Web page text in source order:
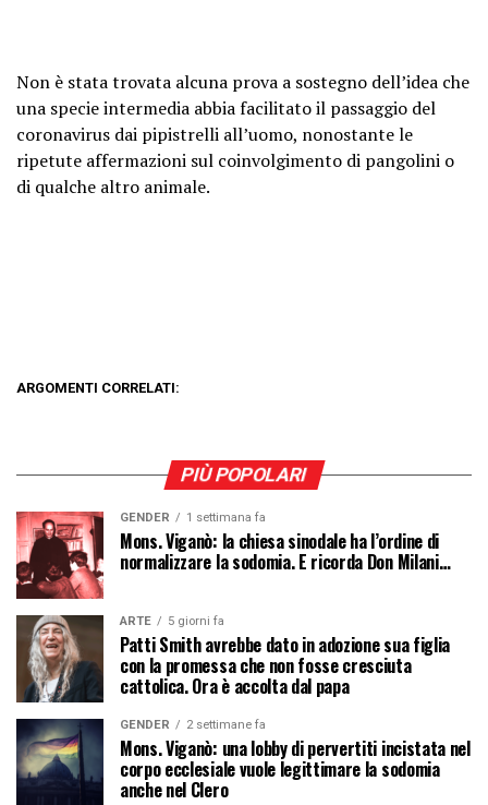
Non è stata trovata alcuna prova a sostegno dell’idea che
una specie intermedia abbia facilitato il passaggio del
coronavirus dai pipistrelli all’uomo, nonostante le
ripetute affermazioni sul coinvolgimento di pangolini o
di qualche altro animale.
ARGOMENTI CORRELATI:
PIÙ POPOLARI
GENDER 1 settimana fa
Mons. Viganò: la chiesa sinodale ha l’ordine di
normalizzare la sodomia. E ricorda Don Milani…
ARTE 5 giorni fa
Patti Smith avrebbe dato in adozione sua figlia
con la promessa che non fosse cresciuta
cattolica. Ora è accolta dal papa
GENDER 2 settimane fa
Mons. Viganò: una lobby di pervertiti incistata nel
corpo ecclesiale vuole legittimare la sodomia
anche nel Clero